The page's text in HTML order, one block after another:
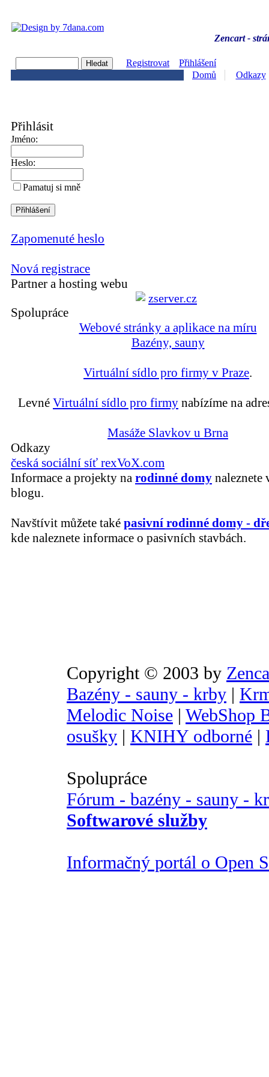
Zencart -
Registrovat
Přihlášení
Domů
Odkazy
Přihlásit
Jméno:
Heslo:
Pamatuj si mně
Zapomenuté heslo
Nová registrace
Partner a hosting webu
Spolupráce
Webové stránky a aplikace na míru
Bazény, sauny
Virtuální sídlo pro firmy v Praze.
Levné Virtuální sídlo pro firmy nabízíme na
Masáže Slavkov u Brna
Odkazy
česká sociální síť rexVoX.com
Informace a projekty na rodinné domy naleznete
blogu.
Navštívit můžete také pasivní rodinné domy -
kde naleznete informace o pasivních stavbách.
Copyright © 2003 by
Bazény - sauny - krby |
Melodic Noise | WebShop
osušky | KNIHY odborné |
Spolupráce
Fórum - bazény - sauny -
Softwarové služby
Informačný portál o Open